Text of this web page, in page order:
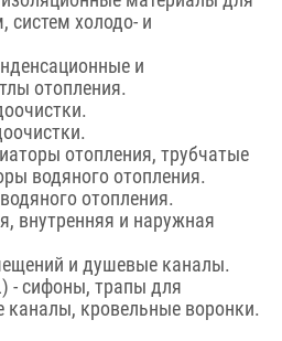
систем холодо- и
и
отопления.
отопления, трубчатые
водяного отопления.
отопления.
внутренняя и наружная
и душевые каналы.
- сифоны, трапы для
кровельные воронки.